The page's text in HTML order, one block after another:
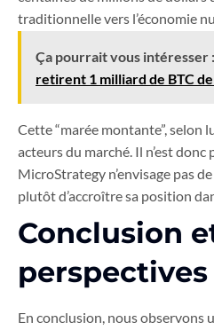
traditionnelle vers l’économie
Ça pourrait vous intéresser :
retirent 1 milliard de BTC
Cette “marée montante”, selon
acteurs du marché. Il n’est
MicroStrategy n’envisage pas
plutôt d’accroître sa position
Conclusion
perspectives
En conclusion, nous observons